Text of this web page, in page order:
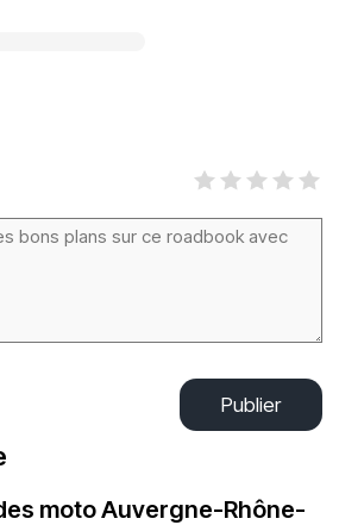
Publier
moto Auvergne-Rhône-